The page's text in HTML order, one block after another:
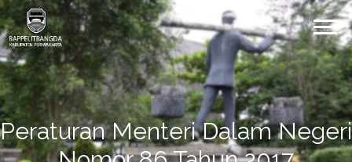
Peraturan Menteri Dalam Negeri